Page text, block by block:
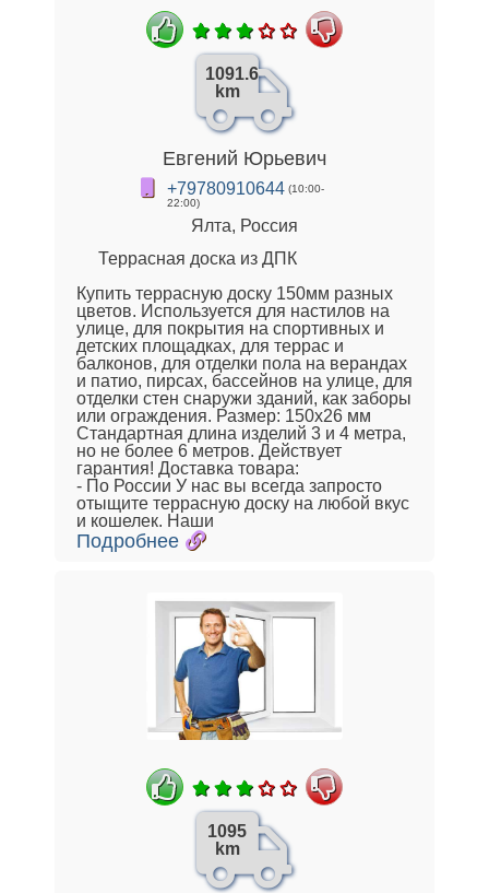
1091.6
km
Евгений Юрьевич
+79780910644 (10:00-
22:00)
Ялта, Россия
Террасная доска из ДПК
Купить террасную доску 150мм разных
цветов. Используется для настилов на
улице, для покрытия на спортивных и
детских площадках, для террас и
балконов, для отделки пола на верандах
и патио, пирсах, бассейнов на улице, для
отделки стен снаружи зданий, как заборы
или ограждения. Размер: 150х26 мм
Стандартная длина изделий 3 и 4 метра,
но не более 6 метров. Действует
гарантия! Доставка товара:
- По России У нас вы всегда запросто
отыщите террасную доску на любой вкус
и кошелек. Наши
Подробнее
1095
km